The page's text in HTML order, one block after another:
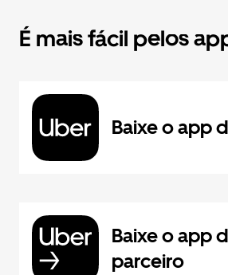
É mais fácil pelos
Baixe o app
Baixe o app
parceiro